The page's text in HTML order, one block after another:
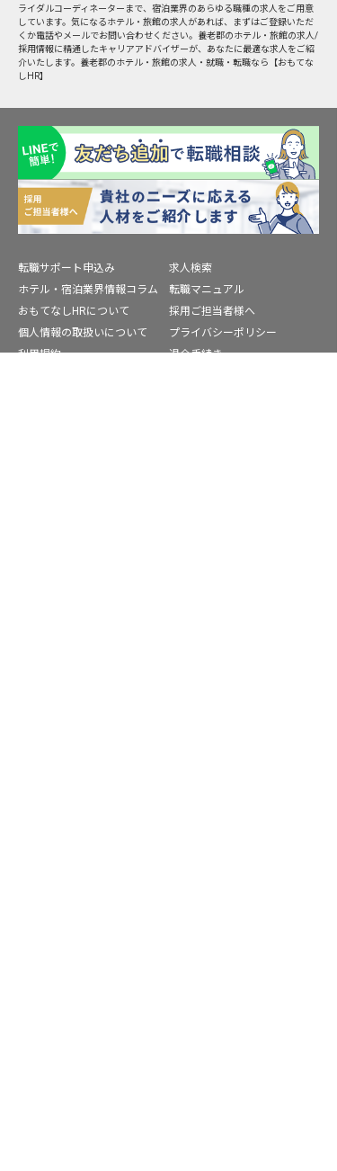
ライダルコーディネーターまで、宿泊業界のあらゆる職種の求人をご用意
しています。気になるホテル・旅館の求人があれば、まずはご登録いただ
くか電話やメールでお問い合わせください。養老郡のホテル・旅館の求人/
採用情報に精通したキャリアアドバイザーが、あなたに最適な求人をご紹
介いたします。養老郡のホテル・旅館の求人・就職・転職なら【おもてな
しHR】
転職サポート申込み
求人検索
ホテル・宿泊業界情報コラム
転職マニュアル
おもてなしHRについて
採用ご担当者様へ
個人情報の取扱いについて
プライバシーポリシー
利用規約
退会手続き